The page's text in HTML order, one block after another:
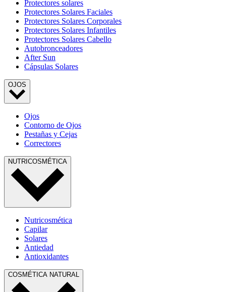
Protectores solares
Protectores Solares Faciales
Protectores Solares Corporales
Protectores Solares Infantiles
Protectores Solares Cabello
Autobronceadores
After Sun
Cápsulas Solares
OJOS
Ojos
Contorno de Ojos
Pestañas y Cejas
Correctores
NUTRICOSMÉTICA
Nutricosmética
Capilar
Solares
Antiedad
Antioxidantes
COSMÉTICA NATURAL